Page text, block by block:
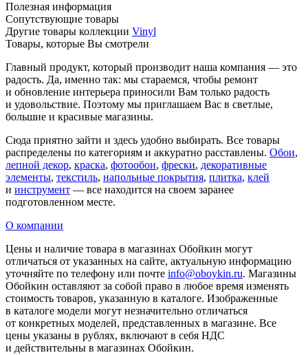
Полезная информация
Сопутствующие товары
Другие товары коллекции Vinyl
Товары, которые Вы смотрели
Главный продукт, который производит наша компания — это
радость. Да, именно так: мы стараемся, чтобы ремонт
и обновление интерьера приносили Вам только радость
и удовольствие. Поэтому мы приглашаем Вас в светлые,
большие и красивые магазины.
Сюда приятно зайти и здесь удобно выбирать. Все товары
распределены по категориям и аккуратно расставлены. Обои,
лепной декор, краска, фотообои, фрески, декоративные
элементы, текстиль, напольные покрытия, плитка, клей
и инструмент — все находится на своем заранее
подготовленном месте.
О компании
Цены и наличие товара в магазинах Обойкин могут
отличаться от указанных на сайте, актуальную информацию
уточняйте по телефону или почте info@oboykin.ru. Магазины
Обойкин оставляют за собой право в любое время изменять
стоимость товаров, указанную в каталоге. Изображенные
в каталоге модели могут незначительно отличаться
от конкретных моделей, представленных в магазине. Все
цены указаны в рублях, включают в себя НДС
и действительны в магазинах Обойкин.